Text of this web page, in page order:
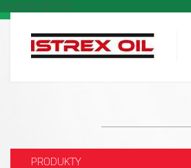
'UA-103811627-3');
PRODUKTY